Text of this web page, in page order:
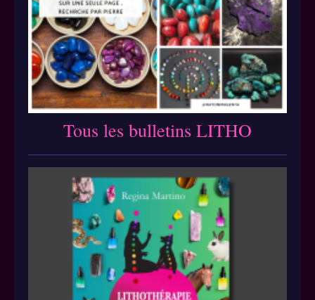
Tous les bulletins LITHO